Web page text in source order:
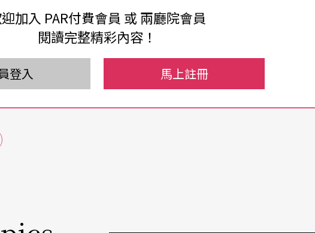
《紐約時報》的樂評羅斯史坦（Edward Rothstein）更將其譽為：
響力的《郭德堡變奏曲》鋼琴詮釋。」值得一提的是，在前一年，
巴赫的《法國組曲》、舒曼的《蝴蝶》、梅特涅與史克里亞賓作品
大獎，獲得「最佳年度青年音樂家」的殊榮。列夫席茲先後為Orfe
在Denon發行超過廿張的唱片，也皆在國際上享有相當優異的成
《皇帝》鋼琴協奏曲。
加入 PAR付費會員 或 兩廳院會員
閱讀完整精彩內容！
登入 馬上註冊